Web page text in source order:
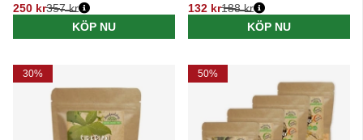
250 kr
Ordinarie pris:
357 kr
KÖP NU
132 kr
Ordinarie pris:
188 kr
KÖP NU
30% 50%